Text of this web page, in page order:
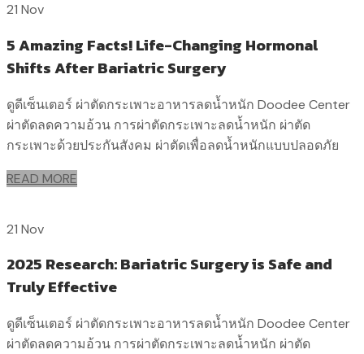
21 Nov
5 Amazing Facts! Life-Changing Hormonal
Shifts After Bariatric Surgery
ดูดีเซ็นเตอร์ ผ่าตัดกระเพาะอาหารลดน้ำหนัก Doodee Center
ผ่าตัดลดความอ้วน การผ่าตัดกระเพาะลดน้ำหนัก ผ่าตัด
กระเพาะด้วยประกันสังคม ผ่าตัดเพื่อลดน้ำหนักแบบปลอดภัย
READ MORE
21 Nov
2025 Research: Bariatric Surgery is Safe and
Truly Effective
ดูดีเซ็นเตอร์ ผ่าตัดกระเพาะอาหารลดน้ำหนัก Doodee Center
ผ่าตัดลดความอ้วน การผ่าตัดกระเพาะลดน้ำหนัก ผ่าตัด